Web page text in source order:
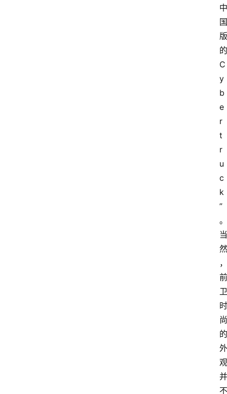
中
国
版
的
C
y
b
e
r
t
r
u
c
k
”
。
当
然
，
前
卫
时
尚
的
外
观
并
不